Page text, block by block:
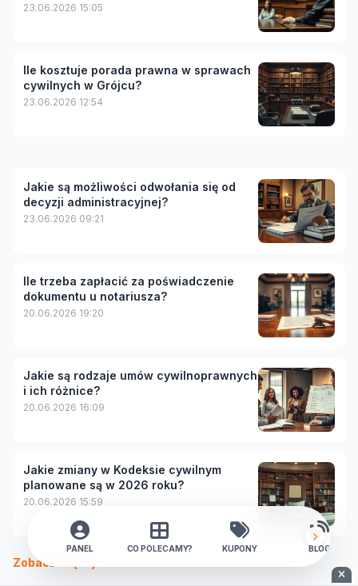
23.06.2026 15:05
Ile kosztuje porada prawna w sprawach
cywilnych w Grójcu?
23.06.2026 12:54
Jakie są możliwości odwołania się od
decyzji administracyjnej?
23.06.2026 09:21
Ile trzeba zapłacić za poświadczenie
dokumentu u notariusza?
20.06.2026 19:20
Jakie są rodzaje umów cywilnoprawnych
i ich różnice?
20.06.2026 16:09
Jakie zmiany w Kodeksie cywilnym
planowane są w 2026 roku?
20.06.2026 15:59
Zobacz więcej
PANEL CO POLECAMY? KUPONY BLOG